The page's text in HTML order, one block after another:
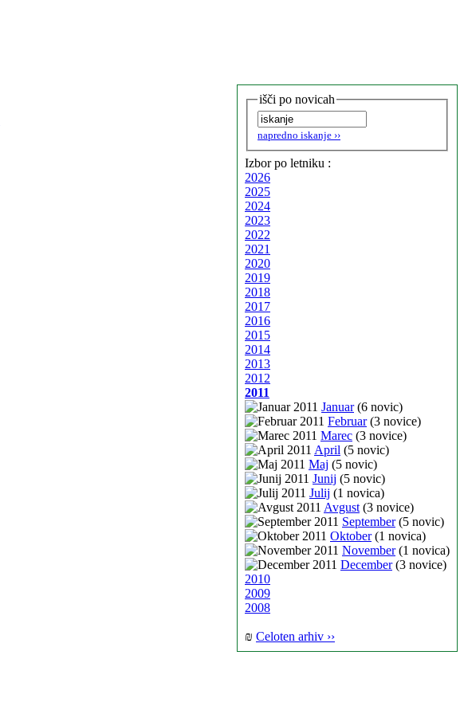
išči po novicah
napredno iskanje ››
Izbor po letniku :
2026
2025
2024
2023
2022
2021
2020
2019
2018
2017
2016
2015
2014
2013
2012
2011
Januar(6 novic)
Februar(3 novice)
Marec (3 novice)
April (5 novic)
Maj (5 novic)
Junij (5 novic)
Julij (1 novica)
Avgust(3 novice)
September(5 novic)
Oktober(1 novica)
November(1 novica)
December(3 novice)
2010
2009
2008
₪ Celoten arhiv ››